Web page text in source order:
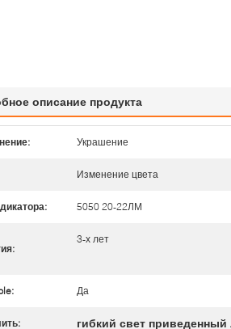
описание продукта
Украшение
Изменение цвета
5050 20-22ЛМ
3-х лет
Да
гибкий свет приведенный